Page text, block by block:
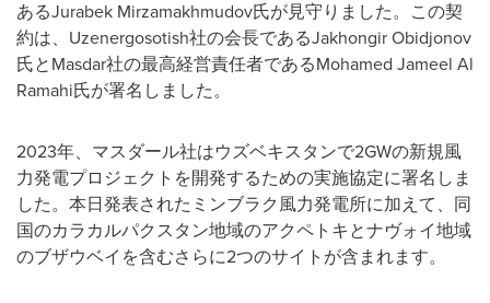
あるJurabek Mirzamakhmudov氏が見守りました。この契
約は、Uzenergosotish社の会長であるJakhongir Obidjonov
氏とMasdar社の最高経営責任者であるMohamed Jameel Al
Ramahi氏が署名しました。
2023年、マスダール社はウズベキスタンで2GWの新規風
力発電プロジェクトを開発するための実施協定に署名しま
した。本日発表されたミンブラク風力発電所に加えて、同
国のカラカルパクスタン地域のアクペトキとナヴォイ地域
のブザウベイを含むさらに2つのサイトが含まれます。